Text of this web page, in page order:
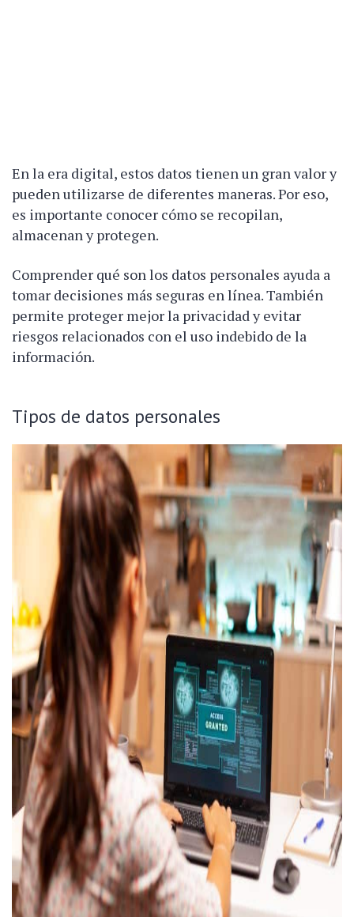
En la era digital, estos datos tienen un gran valor y
pueden utilizarse de diferentes maneras. Por eso,
es importante conocer cómo se recopilan,
almacenan y protegen.
Comprender qué son los datos personales ayuda a
tomar decisiones más seguras en línea. También
permite proteger mejor la privacidad y evitar
riesgos relacionados con el uso indebido de la
información.
Tipos de datos personales